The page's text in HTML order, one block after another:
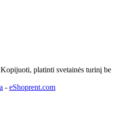
platinti svetainės turinį be
- eShoprent.com